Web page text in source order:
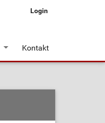
Login
Kontakt